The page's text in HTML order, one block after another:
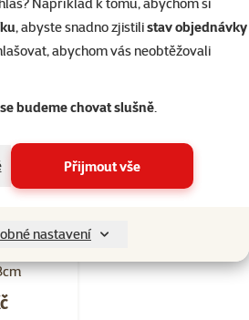
, abyste snadno zjistilistav objednávky
abychom vás neobtěžovali
budeme chovat slušně.
Přijmout vše
nastavení
MARINA
1×